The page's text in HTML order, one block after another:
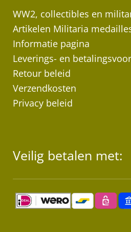
WW2, collectibles en
Artikelen Militaria
Informatie pagina
Leverings- en
Retour beleid
Verzendkosten
Privacy beleid
Veilig betalen met: